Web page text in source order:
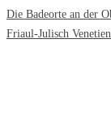
Die Badeorte an der
Friaul-Julisch